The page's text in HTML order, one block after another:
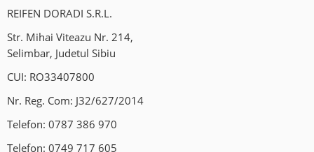
REIFEN DORADI S.R.L.
Str. Mihai Viteazu Nr. 214,
Selimbar, Judetul Sibiu
CUI: RO33407800
Nr. Reg. Com: J32/627/2014
Telefon: 0787 386 970
Telefon: 0749 717 605